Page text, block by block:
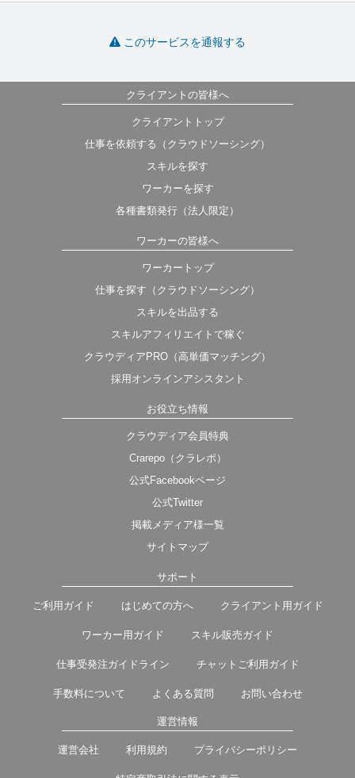
このサービスを通報する
クライアントの皆様へ
クライアントトップ
仕事を依頼する（クラウドソーシング）
スキルを探す
ワーカーを探す
各種書類発行（法人限定）
ワーカーの皆様へ
ワーカートップ
仕事を探す（クラウドソーシング）
スキルを出品する
スキルアフィリエイトで稼ぐ
クラウディアPRO（高単価マッチング）
採用オンラインアシスタント
お役立ち情報
クラウディア会員特典
Crarepo（クラレポ）
公式Facebookページ
公式Twitter
掲載メディア様一覧
サイトマップ
サポート
ご利用ガイド はじめての方へ クライアント用ガイド
ワーカー用ガイド スキル販売ガイド
仕事受発注ガイドライン チャットご利用ガイド
手数料について よくある質問 お問い合わせ
運営情報
運営会社 利用規約 プライバシーポリシー